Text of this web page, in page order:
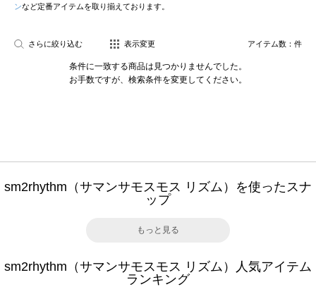
ンなど定番アイテムを取り揃えております。
さらに絞り込む 表示変更 アイテム数： 件
条件に一致する商品は見つかりませんでした。
お手数ですが、検索条件を変更してください。
sm2rhythm（サマンサモスモス リズム）を使ったスナ
ップ
もっと見る
sm2rhythm（サマンサモスモス リズム）人気アイテム
ランキング